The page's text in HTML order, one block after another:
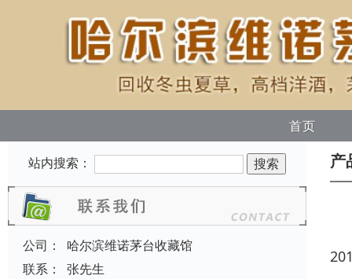
首页
站内搜索：
公司：
哈尔滨维诺茅台收藏馆
联系：
张先生
产